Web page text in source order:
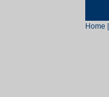
Home